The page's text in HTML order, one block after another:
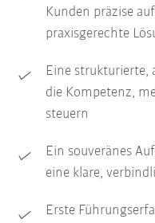
Kunden präzise
praxisgerechte
Eine strukturierte,
die Kompetenz,
steuern
Ein souveränes
eine klare,
Erste